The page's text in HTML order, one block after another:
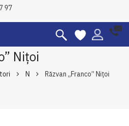
97
Nițoi
N Răzvan „Franco” Nițoi